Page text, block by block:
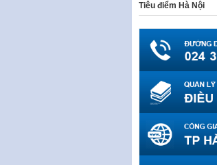
Tiêu điểm Hà Nội